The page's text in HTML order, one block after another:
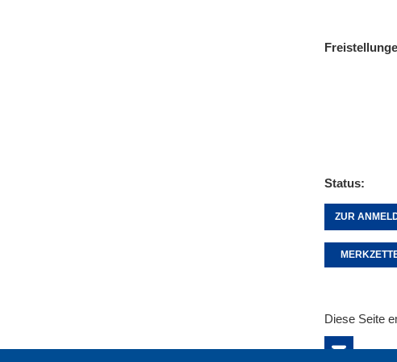
Status
ZUR
Diese Seite